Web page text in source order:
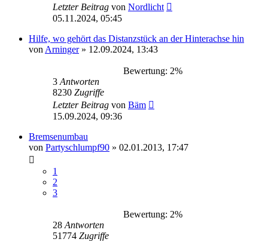
Letzter Beitrag von Nordlicht
05.11.2024, 05:45
Hilfe, wo gehört das Distanzstück an der Hinterachse hin
von Arninger» 12.09.2024, 13:43
Bewertung: 2%
3 Antworten
8230 Zugriffe
Letzter Beitrag von Bäm
15.09.2024, 09:36
Bremsenumbau
von Partyschlumpf90 » 02.01.2013, 17:47
1
2
3
Bewertung: 2%
28 Antworten
51774 Zugriffe